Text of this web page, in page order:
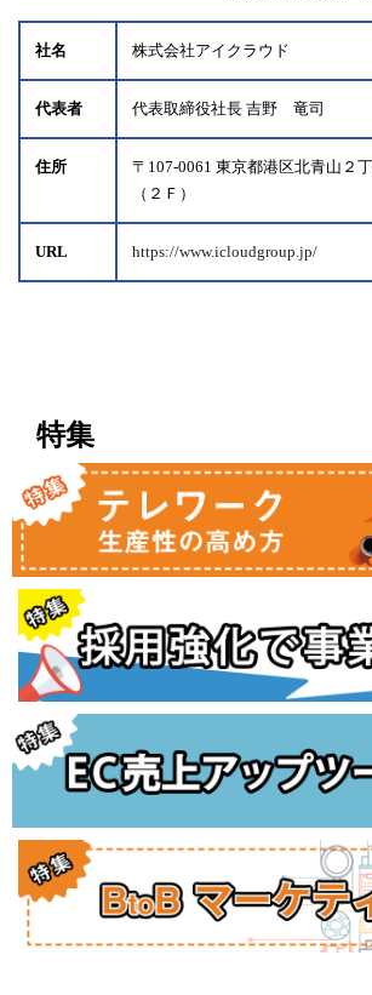
社名 株式会社アイクラウド
代表者 代表取締役社長 吉野 竜司
住所
〒107-0061 東京都港区北青山２
（２Ｆ）
URL https://www.icloudgroup.jp/
特集